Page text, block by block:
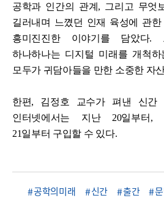
공학과 인간의 관계, 그리고 무엇
길러내며 느꼈던 인재 육성에 관
흥미진진한 이야기를 담았다.
하나하나는 디지털 미래를 개척
모두가 귀담아들을 만한 소중한 자
한편, 김정호 교수가 펴낸 신
인터넷에서는 지난 20일부터,
21일부터 구입할 수 있다.
공학의미래 신간 출간